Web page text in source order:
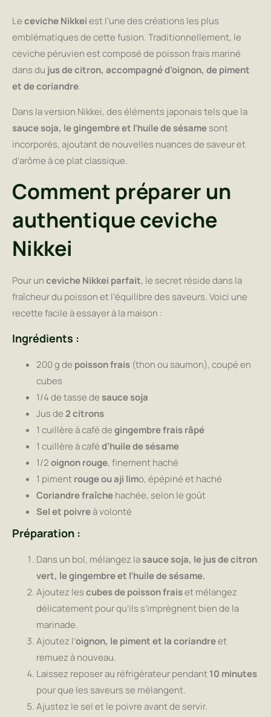
Leceviche Nikkeiest l’une des créations les plus
emblématiques de cette fusion. Traditionnellement, le
ceviche péruvien est composé de poisson frais mariné
dans du jus de citron, accompagné d’oignon, de piment
et de coriandre.
Dans la version Nikkei, des éléments japonais tels que la
sauce soja, le gingembre et l’huile de sésamesont
incorporés, ajoutant de nouvelles nuances de saveur et
d’arôme à ce plat classique.
Comment préparer un
authentique ceviche
Nikkei
Pour unceviche Nikkei parfait, le secret réside dans la
fraîcheur du poisson et l’équilibre des saveurs. Voici une
recette facile à essayer à la maison :
Ingrédients :
200 g de poisson frais (thon ou saumon), coupé en
cubes
1/4 de tasse de sauce soja
Jus de2 citrons
1 cuillère à café degingembre frais râpé
1 cuillère à caféd’huile de sésame
1/2oignon rouge, finement haché
1 pimentrouge ou aji limo, épépiné et haché
Coriandre fraîchehachée, selon le goût
Sel et poivreà volonté
Préparation :
Dans un bol, mélangez lasauce soja, le jus de citron
vert, le gingembre et l’huile de sésame.
Ajoutez lescubes de poisson fraiset mélangez
délicatement pour qu’ils s’imprègnent bien de la
marinade.
Ajoutez l’oignon, le piment et la coriandreet
remuez à nouveau.
Laissez reposer au réfrigérateur pendant10 minutes
pour que les saveurs se mélangent.
Ajustez le sel et le poivre avant de servir.